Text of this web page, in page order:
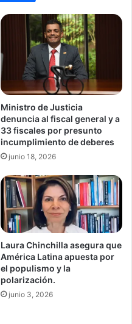
Ministro de Justicia
denuncia al fiscal general y a
33 fiscales por presunto
incumplimiento de deberes
junio 18, 2026
Laura Chinchilla asegura que
América Latina apuesta por
el populismo y la
polarización.
junio 3, 2026